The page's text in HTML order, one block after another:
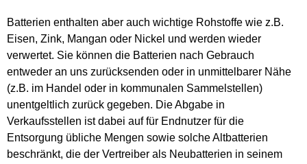
Batterien enthalten aber auch wichtige Rohstoffe wie z.B.
Eisen, Zink, Mangan oder Nickel und werden wieder
verwertet. Sie können die Batterien nach Gebrauch
entweder an uns zurücksenden oder in unmittelbarer Nähe
(z.B. im Handel oder in kommunalen Sammelstellen)
unentgeltlich zurück gegeben. Die Abgabe in
Verkaufsstellen ist dabei auf für Endnutzer für die
Entsorgung übliche Mengen sowie solche Altbatterien
beschränkt, die der Vertreiber als Neubatterien in seinem